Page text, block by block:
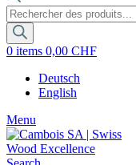
Recherche
de
produits
0 items 0,00 CHF
Deutsch
English
Menu